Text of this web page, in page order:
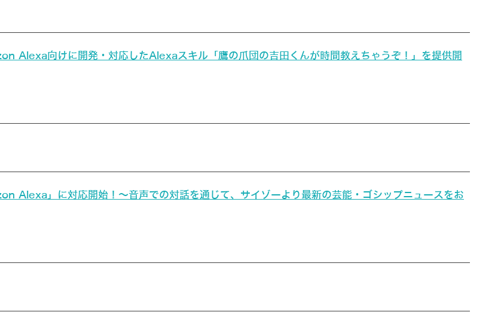
Alexa向けに開発・対応したAlexaスキル「鷹の爪団の吉田くんが時間教えちゃうぞ！」を提供開
Alexa」に対応開始！～音声での対話を通じて、サイゾーより最新の芸能・ゴシップニュースをお